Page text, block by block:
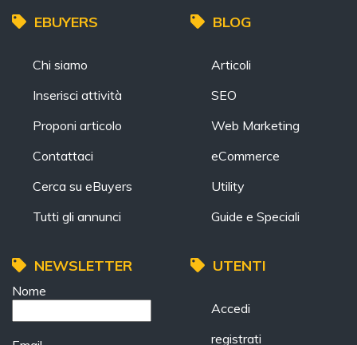
EBUYERS
Chi siamo
Inserisci attività
Proponi articolo
Contattaci
Cerca su eBuyers
Tutti gli annunci
BLOG
Articoli
SEO
Web Marketing
eCommerce
Utility
Guide e Speciali
NEWSLETTER
Nome
UTENTI
Accedi
registrati